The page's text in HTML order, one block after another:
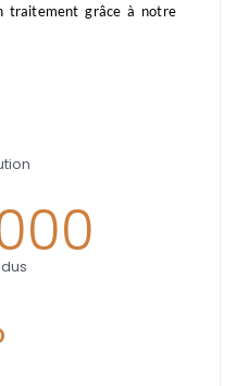
traitement grâce à notre